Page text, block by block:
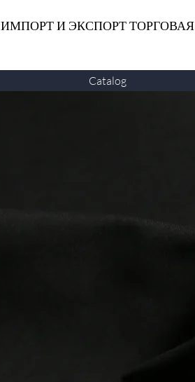
ИМПОРТ И ЭКСПОРТ ТОРГОВАЯ
Catalog